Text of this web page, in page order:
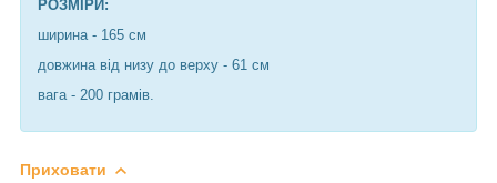
РОЗМІРИ:
ширина - 165 см
довжина від низу до верху - 61 см
вага - 200 грамів.
Приховати